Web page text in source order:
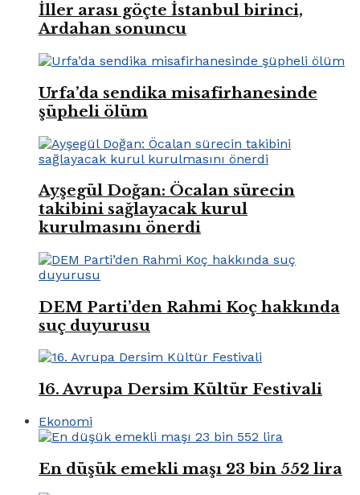
İller arası göçte İstanbul birinci,
Ardahan sonuncu
Urfa’da sendika misafirhanesinde
şüpheli ölüm
Ayşegül Doğan: Öcalan sürecin
takibini sağlayacak kurul
kurulmasını önerdi
DEM Parti’den Rahmi Koç hakkında
suç duyurusu
16. Avrupa Dersim Kültür Festivali
Ekonomi
En düşük emekli maşı 23 bin 552 lira